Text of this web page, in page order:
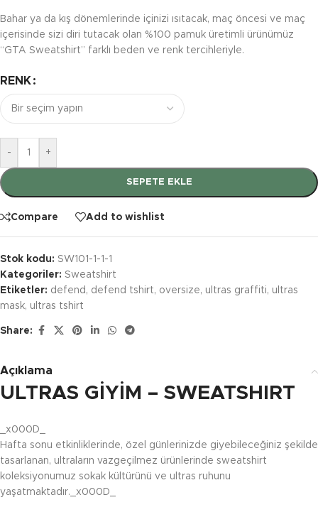
Bahar ya da kış dönemlerinde içinizi ısıtacak, maç öncesi ve maç
içerisinde sizi diri tutacak olan %100 pamuk üretimli ürünümüz
“GTA Sweatshirt” farklı beden ve renk tercihleriyle.
RENK
- +
SEPETE EKLE
Compare Add to wishlist
Stok kodu: SW101-1-1-1
Kategoriler: Sweatshirt
Etiketler: defend , defend tshirt, oversize, ultras graffiti, ultras
mask, ultras tshirt
Share:
Açıklama
ULTRAS GİYİM – SWEATSHIRT
_x000D_
Hafta sonu etkinliklerinde, özel günlerinizde giyebileceğiniz şekilde
tasarlanan, ultraların vazgeçilmez ürünlerinde sweatshirt
koleksiyonumuz sokak kültürünü ve ultras ruhunu
yaşatmaktadır._x000D_